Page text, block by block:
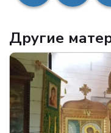
Другие